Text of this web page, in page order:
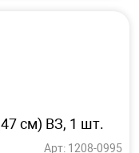
см) ВЗ, 1 шт.
Арт: 1208-0995